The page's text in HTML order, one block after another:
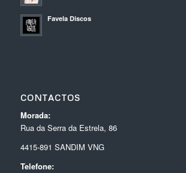
Favela Discos
CONTACTOS
Morada:
Rua da Serra da Estrela, 86
4415-891 SANDIM VNG
Telefone: